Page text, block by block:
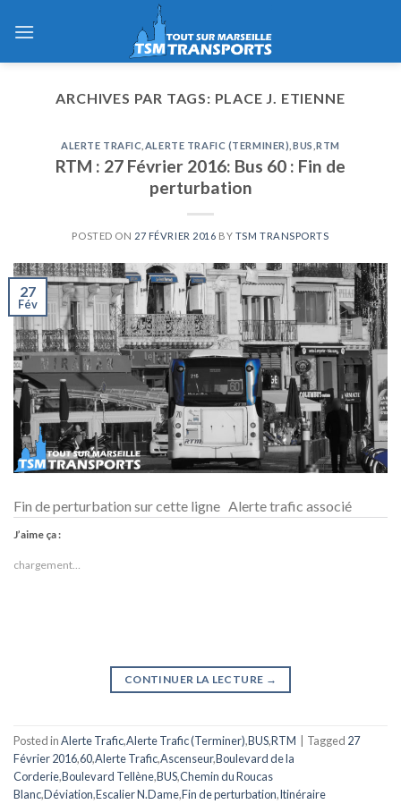
ARCHIVES PAR TAGS: PLACE J. ETIENNE
ALERTE TRAFIC ALERTE TRAFIC (TERMINER) BUS ,RTM
RTM : 27 Février 2016: Bus 60 : Fin de
perturbation
POSTED ON 27 FÉVRIER 2016 BY TSM TRANSPORTS
27
Fév
Fin de perturbation sur cette ligne Alerte trafic associé
J’aime ça :
chargement…
CONTINUER LA LECTURE →
Posted inAlerte Trafic,Alerte Trafic (Terminer),BUS,RTM Tagged 27
Février 2016,60,Alerte Trafic,Ascenseur,Boulevard de la
Corderie,Boulevard Tellène,BUS,Chemin du Roucas
Blanc,Déviation,Escalier N.Dame,Fin de perturbation,Itinéraire